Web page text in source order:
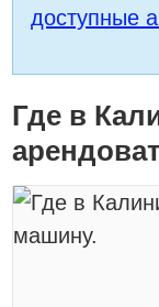
доступные
Где в